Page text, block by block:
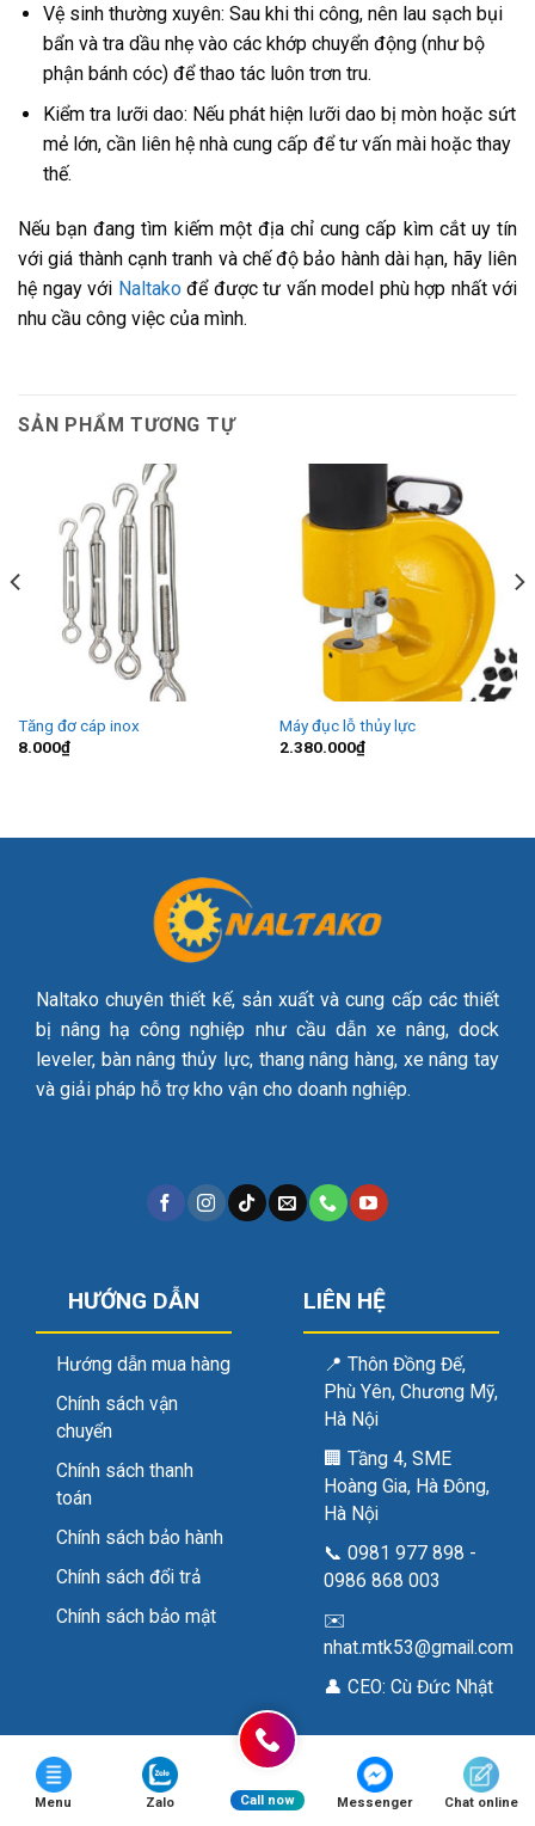
Vệ sinh thường xuyên: Sau khi thi công, nên lau sạch bụi
bẩn và tra dầu nhẹ vào các khớp chuyển động (như bộ
phận bánh cóc) để thao tác luôn trơn tru.
Kiểm tra lưỡi dao: Nếu phát hiện lưỡi dao bị mòn hoặc sứt
mẻ lớn, cần liên hệ nhà cung cấp để tư vấn mài hoặc thay
thế.
Nếu bạn đang tìm kiếm một địa chỉ cung cấp kìm cắt uy tín
với giá thành cạnh tranh và chế độ bảo hành dài hạn, hãy liên
hệ ngay với Naltakođể được tư vấn model phù hợp nhất với
nhu cầu công việc của mình.
SẢN PHẨM TƯƠNG TỰ
Tăng đơ cáp inox
8.000₫
Máy đục lỗ thủy lực
2.380.000₫
Naltako chuyên thiết kế, sản xuất và cung cấp các thiết
bị nâng hạ công nghiệp như cầu dẫn xe nâng, dock
leveler, bàn nâng thủy lực, thang nâng hàng, xe nâng tay
và giải pháp hỗ trợ kho vận cho doanh nghiệp.
HƯỚNG DẪN
Hướng dẫn mua hàng
Chính sách vận
chuyển
Chính sách thanh
toán
Chính sách bảo hành
Chính sách đổi trả
Chính sách bảo mật
LIÊN HỆ
📍 Thôn Đồng Đế,
Phù Yên, Chương Mỹ,
Hà Nội
🏢 Tầng 4, SME
Hoàng Gia, Hà Đông,
Hà Nội
📞 0981 977 898 -
0986 868 003
✉️
nhat.mtk53@gmail.com
👤 CEO: Cù Đức Nhật
Copyright 2026 ©NALTAKO.VN
Menu Zalo Call now Messenger Chat online